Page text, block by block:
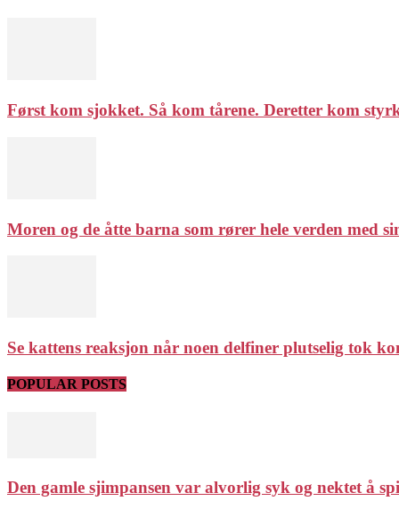
Først kom sjokket. Så kom tårene. Deretter kom
Moren og de åtte barna som rører hele verden med
Se kattens reaksjon når noen delfiner plutselig tok
POPULAR POSTS
Den gamle sjimpansen var alvorlig syk og nektet å